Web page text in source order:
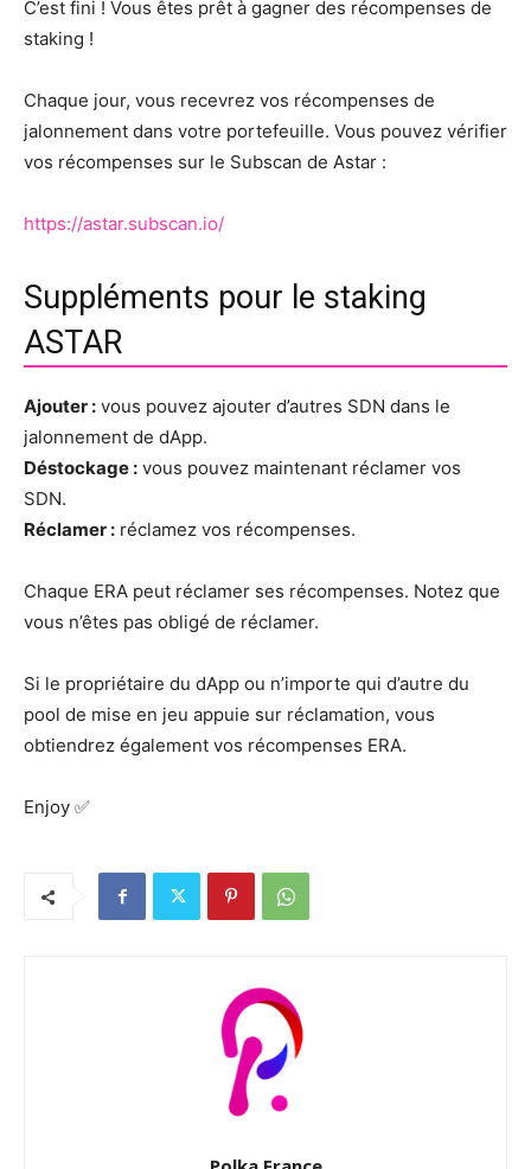
C’est fini ! Vous êtes prêt à gagner des récompenses de
staking !
Chaque jour, vous recevrez vos récompenses de
jalonnement dans votre portefeuille. Vous pouvez vérifier
vos récompenses sur le Subscan de Astar :
https://astar.subscan.io/
Suppléments pour le staking
ASTAR
Ajouter : vous pouvez ajouter d’autres SDN dans le
jalonnement de dApp.
Déstockage : vous pouvez maintenant réclamer vos
SDN.
Réclamer : réclamez vos récompenses.
Chaque ERA peut réclamer ses récompenses. Notez que
vous n’êtes pas obligé de réclamer.
Si le propriétaire du dApp ou n’importe qui d’autre du
pool de mise en jeu appuie sur réclamation, vous
obtiendrez également vos récompenses ERA.
Enjoy ✅